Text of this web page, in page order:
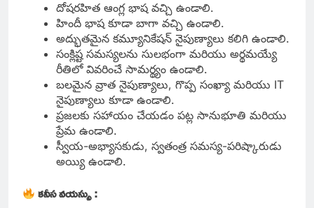
దోషరహిత ఆంగ్ల భాష వచ్చి ఉండాలి.
హిందీ భాష కూడా బాగా వచ్చి ఉండాలి.
అద్భుతమైన కమ్యూనికేషన్ నైపుణ్యాలు కలిగి ఉండాలి.
సంక్లిష్ట సమస్యలను సులభంగా మరియు అర్థమయ్యే
రీతిలో వివరించే సామర్థ్యం ఉండాలి.
బలమైన వ్రాత నైపుణ్యాలు, గొప్ప సంఖ్యా మరియు IT
నైపుణ్యాలు కూడా ఉండాలి.
ప్రజలకు సహాయం చేయడం పట్ల సానుభూతి మరియు
ప్రేమ ఉండాలి.
స్వీయ-అభ్యాసకుడు, స్వతంత్ర సమస్య-పరిష్కారుడు
అయ్యి ఉండాలి.
కనీస వయస్సు :